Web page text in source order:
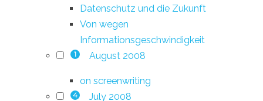
Datenschutz und die Zukunft
Von wegen
Informationsgeschwindigkeit
1 August 2008
on screenwriting
4 July 2008